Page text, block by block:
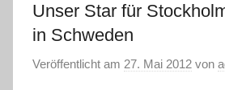
Unser Star für
in Schweden
Veröffentlicht am 27. Mai 2012 von